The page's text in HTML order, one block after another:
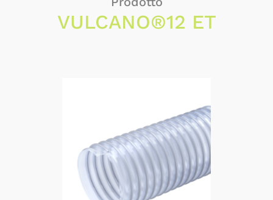
VULCANO®12 ET